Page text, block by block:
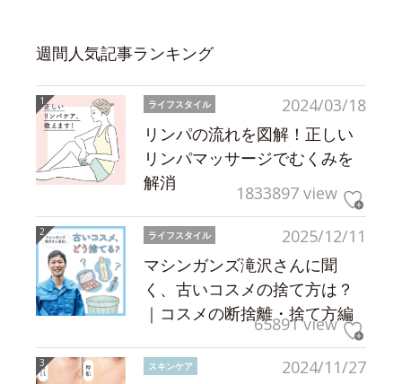
週間人気記事ランキング
2024/03/18
ライフスタイル
リンパの流れを図解！正しい
リンパマッサージでむくみを
解消
1833897 view
2025/12/11
ライフスタイル
マシンガンズ滝沢さんに聞
く、古いコスメの捨て方は？
｜コスメの断捨離・捨て方編
65891 view
2024/11/27
スキンケア